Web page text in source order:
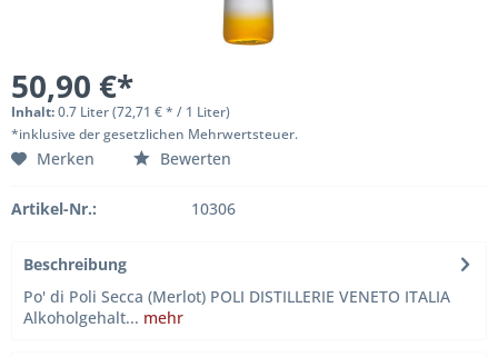
50,90 €*
Inhalt:0.7 Liter (72,71 € * / 1 Liter)
*inklusive der gesetzlichen Mehrwertsteuer.
Merken Bewerten
Artikel-Nr.: 10306
Beschreibung
Po' di Poli Secca (Merlot) POLI DISTILLERIE VENETO ITALIA
Alkoholgehalt... mehr